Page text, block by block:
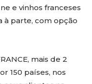
e vinhos franceses
à parte, com opção
mais de 2
150 países, nos